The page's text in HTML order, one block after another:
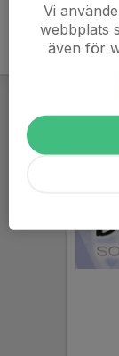
Vi
webbplats
även för